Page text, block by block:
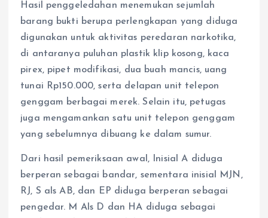
Hasil penggeledahan menemukan sejumlah
barang bukti berupa perlengkapan yang diduga
digunakan untuk aktivitas peredaran narkotika,
di antaranya puluhan plastik klip kosong, kaca
pirex, pipet modifikasi, dua buah mancis, uang
tunai Rp150.000, serta delapan unit telepon
genggam berbagai merek. Selain itu, petugas
juga mengamankan satu unit telepon genggam
yang sebelumnya dibuang ke dalam sumur.
Dari hasil pemeriksaan awal, Inisial A diduga
berperan sebagai bandar, sementara inisial MJN,
RJ, S als AB, dan EP diduga berperan sebagai
pengedar. M Als D dan HA diduga sebagai